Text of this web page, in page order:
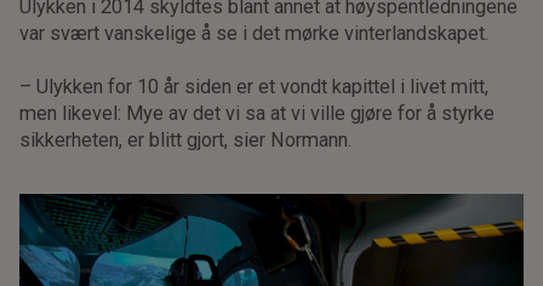
Ulykken i 2014 skyldtes blant annet at høyspentledningene
var svært vanskelige å se i det mørke vinterlandskapet.
– Ulykken for 10 år siden er et vondt kapittel i livet mitt,
men likevel: Mye av det vi sa at vi ville gjøre for å styrke
sikkerheten, er blitt gjort, sier Normann.